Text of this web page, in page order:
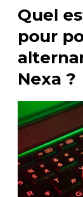
Quel
pour
Nexa ?